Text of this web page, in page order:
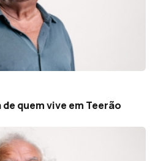
quem vive em Teerão